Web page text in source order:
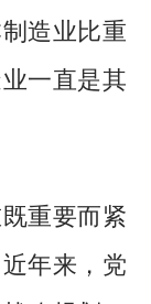
造业比重
一直是其
重要而紧
年来，党